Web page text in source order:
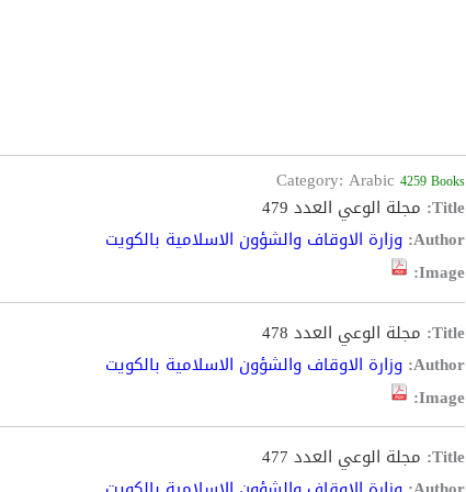
Category: Arabic 4259 Books
Title: مجلة الوعي العدد 479
Author: وزارة الاوقاف والشؤون الاسلامية بالكويت
Image:
Title: مجلة الوعي العدد 478
Author: وزارة الاوقاف والشؤون الاسلامية بالكويت
Image:
Title: مجلة الوعي العدد 477